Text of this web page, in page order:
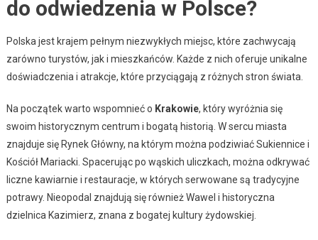
do odwiedzenia w Polsce?
Polska jest krajem pełnym niezwykłych miejsc, które zachwycają
zarówno turystów, jak i mieszkańców. Każde z nich oferuje unikalne
doświadczenia i atrakcje, które przyciągają z różnych stron świata.
Na początek warto wspomnieć o Krakowie, który wyróżnia się
swoim historycznym centrum i bogatą historią. W sercu miasta
znajduje się Rynek Główny, na którym można podziwiać Sukiennice i
Kościół Mariacki. Spacerując po wąskich uliczkach, można odkrywać
liczne kawiarnie i restauracje, w których serwowane są tradycyjne
potrawy. Nieopodal znajdują się również Wawel i historyczna
dzielnica Kazimierz, znana z bogatej kultury żydowskiej.